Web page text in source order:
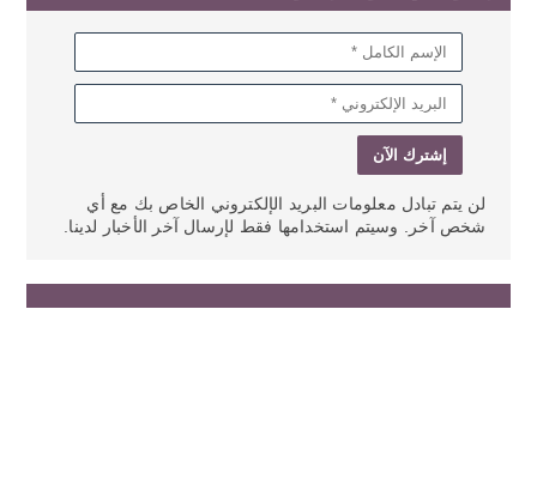
لن يتم تبادل معلومات البريد الإلكتروني الخاص بك مع أي
شخص آخر. وسيتم استخدامها فقط لإرسال آخر الأخبار لدينا.